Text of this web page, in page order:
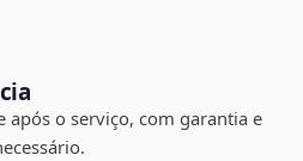
o serviço, com garantia e